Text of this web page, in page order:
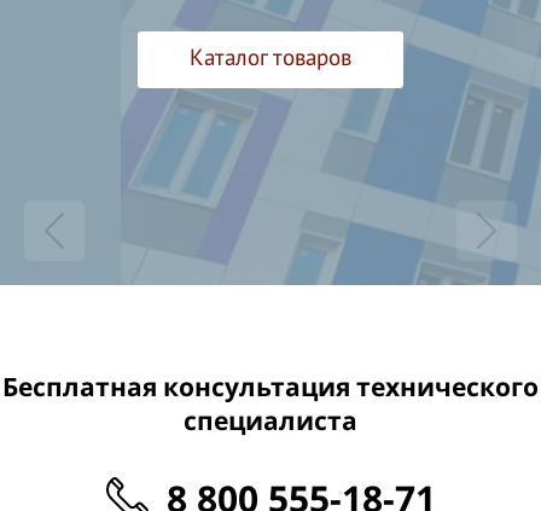
Каталог товаров
Бесплатная консультация технического
специалиста
8 800 555-18-71